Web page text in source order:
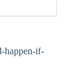
happen-if-